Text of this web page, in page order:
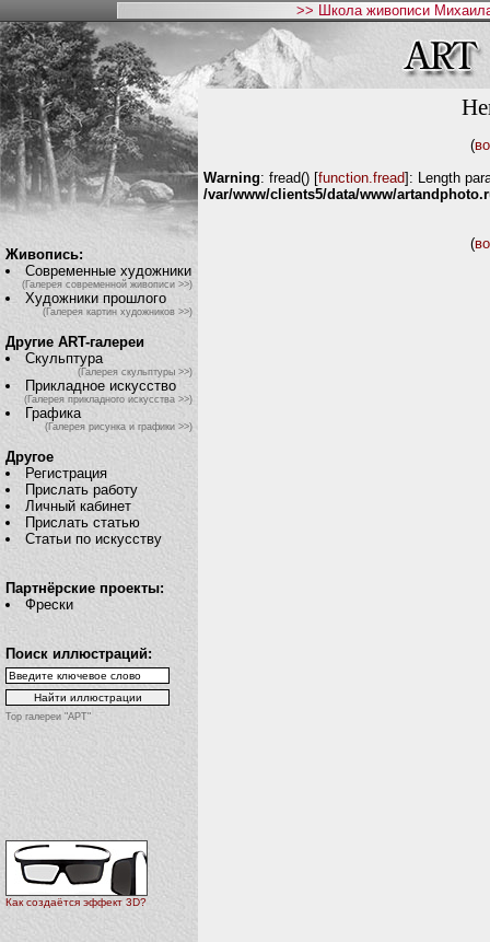
>> Школа живописи
Живопись:
Современные художники
(Галерея современной живописи >>)
Художники прошлого
(Галерея картин художников >>)
Другие ART-галереи
Скульптура
(Галерея скульптуры >>)
Прикладное искусство
(Галерея прикладного искусства >>)
Графика
(Галерея рисунка и графики >>)
Другое
Регистрация
Прислать работу
Личный кабинет
Прислать статью
Статьи по искусству
Партнёрские проекты:
Фрески
Поиск иллюстраций:
Top галереи "АРТ"
Как создаётся эффект 3D?
(
Warning: fread() [function.fread]: Length
/var/www/clients5/data/www/
(